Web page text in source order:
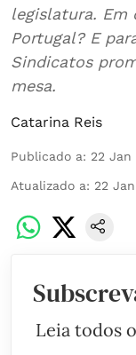
legislatura. Em
Portugal? E
Sindicatos
mesa.
Catarina Reis
Publicado a: 22 Jan
Atualizado a: 22
Leia todos